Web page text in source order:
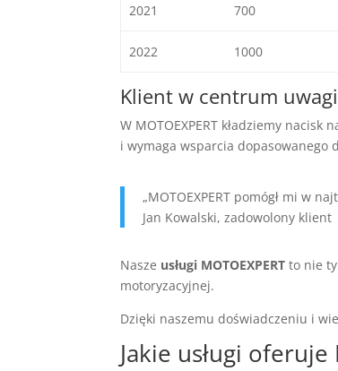
2021 700
2022 1000
Klient w centrum uwagi
W MOTOEXPERT kładziemy nacisk
i wymaga wsparcia dopasowanego
„MOTOEXPERT pomógł mi w
Jan Kowalski, zadowolony klient
Nasze usługi MOTOEXPERT to nie
motoryzacyjnej.
Dzięki naszemu doświadczeniu i
Jakie usługi oferuje